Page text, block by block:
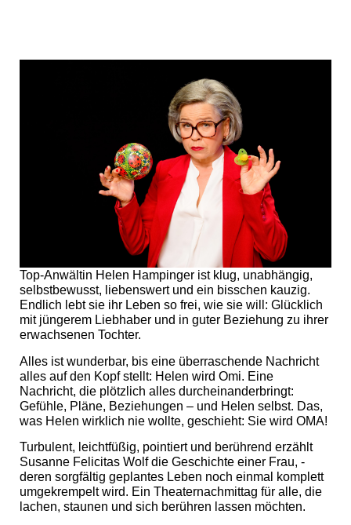
Top-Anwältin Helen Hampinger ist klug, unabhängig,
selbstbewusst, liebenswert und ein bisschen kauzig.
Endlich lebt sie ihr Leben so frei, wie sie will: Glücklich
mit jüngerem Liebhaber und in guter Beziehung zu ihrer
erwachsenen Tochter.
Alles ist wunderbar, bis eine überraschende Nachricht
alles auf den Kopf stellt: Helen wird Omi. Eine
Nachricht, die plötzlich alles durcheinanderbringt:
Gefühle, Pläne, Beziehungen – und Helen selbst. Das,
was Helen wirklich nie wollte, ­geschieht: Sie wird OMA!
Turbulent, leichtfüßig, pointiert und berührend erzählt
Susanne Felicitas Wolf die Geschichte einer Frau, ­
deren sorgfältig geplantes Leben noch einmal ­komplett
umgekrempelt wird. Ein Theaternachmittag für alle, die
lachen, staunen und sich berühren lassen möchten.